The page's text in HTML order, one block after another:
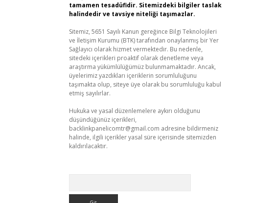
tamamen tesadüfidir. Sitemizdeki bilgiler taslak
halindedir ve tavsiye niteliği taşımazlar.
Sitemiz, 5651 Sayılı Kanun gereğince Bilgi Teknolojileri
ve İletişim Kurumu (BTK) tarafından onaylanmış bir Yer
Sağlayıcı olarak hizmet vermektedir. Bu nedenle,
sitedeki içerikleri proaktif olarak denetleme veya
araştırma yükümlülüğümüz bulunmamaktadır. Ancak,
üyelerimiz yazdıkları içeriklerin sorumluluğunu
taşımakta olup, siteye üye olarak bu sorumluluğu kabul
etmiş sayılırlar.
Hukuka ve yasal düzenlemelere aykırı olduğunu
düşündüğünüz içerikleri,
backlinkpanelicomtr@gmail.com adresine bildirmeniz
halinde, ilgili içerikler yasal süre içerisinde sitemizden
kaldırılacaktır.